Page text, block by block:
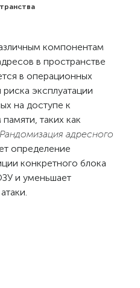
компонентам
в пространстве
в операционных
эксплуатации
на доступе к
таких как
Рандомизация адресного
определение
конкретного блока
и уменьшает